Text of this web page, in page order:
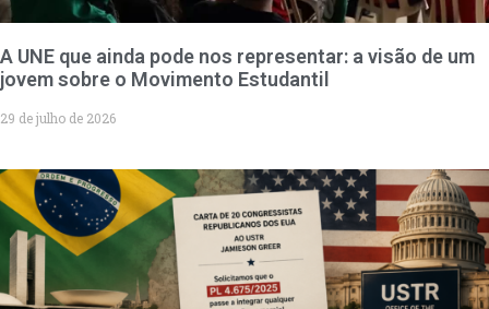
A UNE que ainda pode nos representar: a visão de um
jovem sobre o Movimento Estudantil
29 de julho de 2026